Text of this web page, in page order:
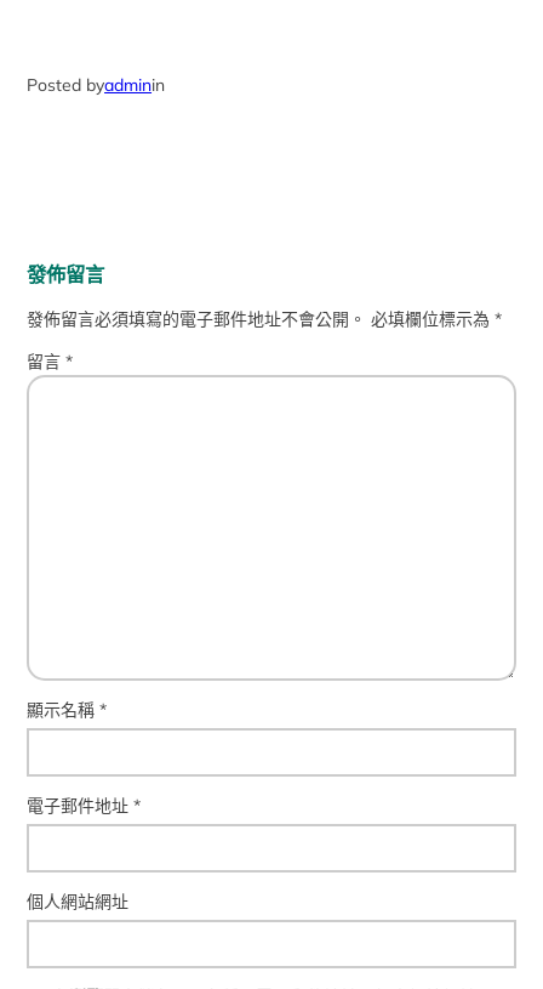
Posted byadminin
發佈留言
發佈留言必須填寫的電子郵件地址不會公開。 必填欄位標示為*
留言*
顯示名稱*
電子郵件地址*
個人網站網址